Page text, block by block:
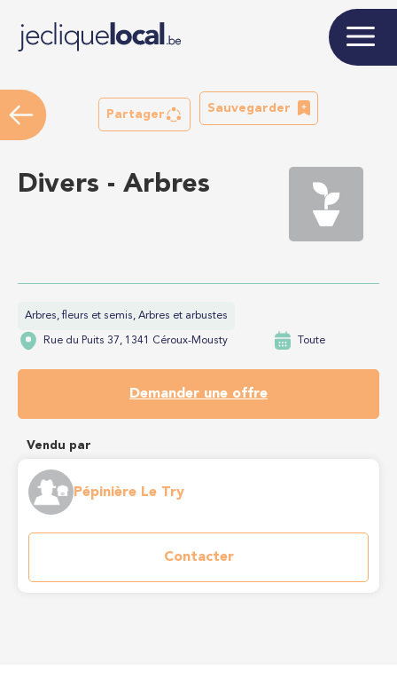
Partager
Sauvegarder
Divers - Arbres
Arbres, fleurs et semis, Arbres et arbustes
Rue du Puits 37, 1341 Céroux-Mousty Toute
Demander une offre
Vendu par
Pépinière Le Try
Contacter